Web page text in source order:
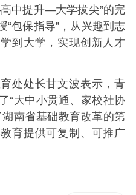
中提升—大学拔尖”的完
“包保指导”，从兴趣到志
到大学，实现创新人才
处长甘文波表示，青
“大中小贯通、家校社协
湖南省基础教育改革的第
育提供可复制、可推广